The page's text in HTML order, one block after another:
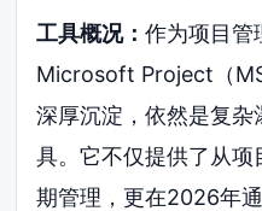
工具概况：作为项目管
Microsoft Project（
深厚沉淀，依然是复杂
具。它不仅提供了从项
期管理，更在2026年